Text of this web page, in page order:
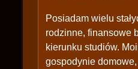
Posiadam wielu
rodzinne, finansowe
kierunku studiów.
gospodynie